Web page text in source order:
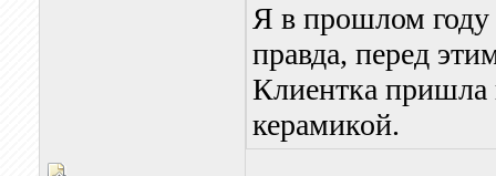
Я в прошлом году
правда, перед
Клиентка пришла
керамикой.